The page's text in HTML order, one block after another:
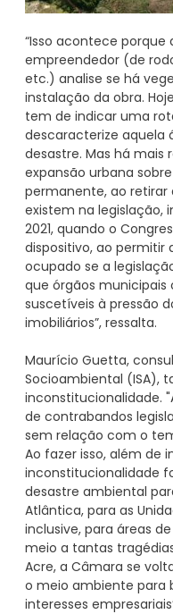
“Isso acontece porque
empreendedor (de
etc.) analise se há
instalação da obra.
tem de indicar uma
descaracterize aquela
desastre. Mas há mais
expansão urbana
permanente, ao retirar
existem na legislação,
2021, quando o
dispositivo, ao permitir
ocupado se a
que órgãos
suscetíveis à pressão
imobiliários”, ressalta.
Maurício Guetta,
Socioambiental (ISA),
inconstitucionalidade.
de contrabandos
sem relação com o
Ao fazer isso, além de
inconstitucionalidade
desastre ambiental
Atlântica, para as
inclusive, para áreas
meio a tantas
Acre, a Câmara se
o meio ambiente para
interesses